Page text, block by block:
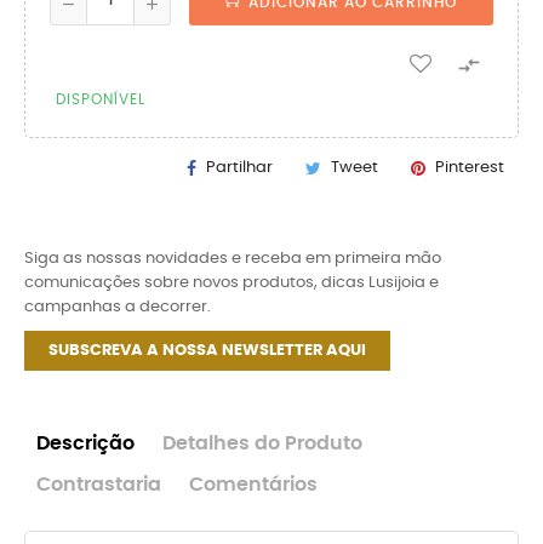

DISPONÍVEL
Partilhar Tweet Pinterest
Siga as nossas novidades e receba em primeira mão
comunicações sobre novos produtos, dicas Lusijoia e
campanhas a decorrer.
SUBSCREVA A NOSSA NEWSLETTER AQUI
Descrição Detalhes do Produto
Contrastaria Comentários